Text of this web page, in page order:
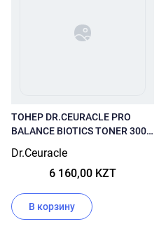
ТОНЕР DR.CEURACLE PRO
BALANCE BIOTICS TONER 300
Dr.Ceuracle
6 160,00 KZT
В корзину